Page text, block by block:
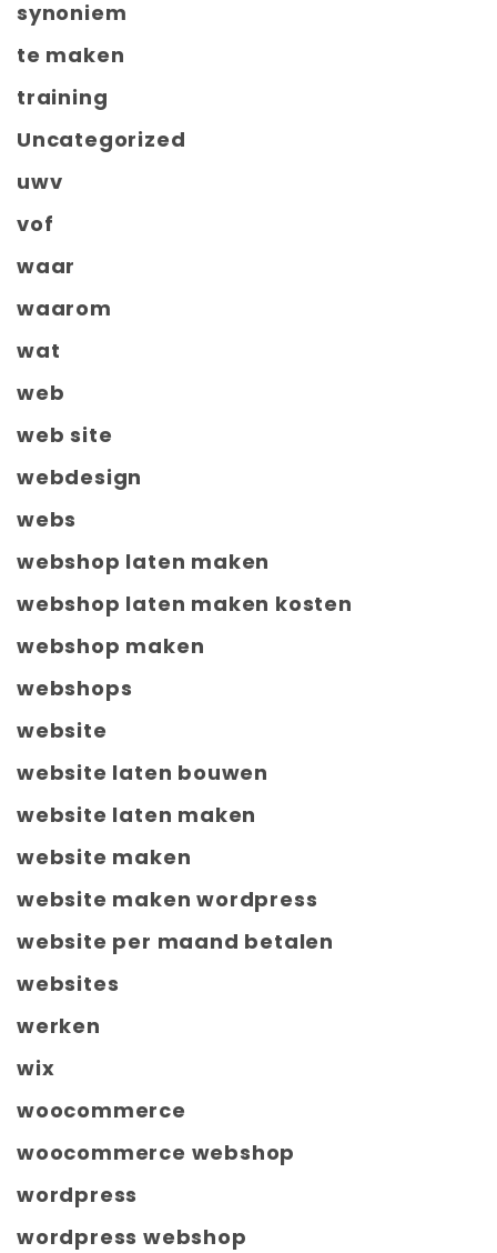
synoniem
te maken
training
Uncategorized
uwv
vof
waar
waarom
wat
web
web site
webdesign
webs
webshop laten maken
webshop laten maken kosten
webshop maken
webshops
website
website laten bouwen
website laten maken
website maken
website maken wordpress
website per maand betalen
websites
werken
wix
woocommerce
woocommerce webshop
wordpress
wordpress webshop